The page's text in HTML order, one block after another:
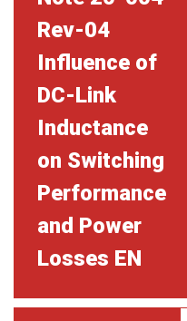
Rev-04
Influence of
DC-Link
Inductance
on Switching
Performance
and Power
Losses EN